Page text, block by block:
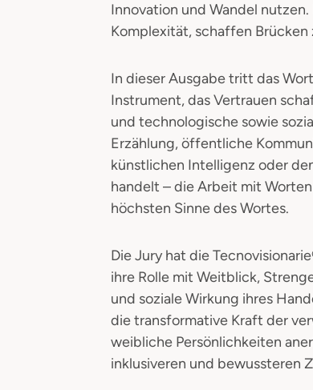
Innovation und Wandel
Komplexität, schaffen
In dieser Ausgabe tritt das
Instrument, das Vertrauen
und technologische sowie
Erzählung, öffentliche
künstlichen Intelligenz oder
handelt – die Arbeit mit
höchsten Sinne des Wortes.
Die Jury hat die
ihre Rolle mit Weitblick,
und soziale Wirkung ihres
die transformative Kraft der
weibliche Persönlichkeiten
inklusiveren und bewussteren